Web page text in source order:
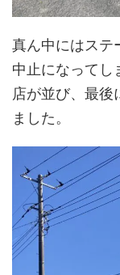
真ん中にはステ
中止になってし
店が並び、最後
ました。